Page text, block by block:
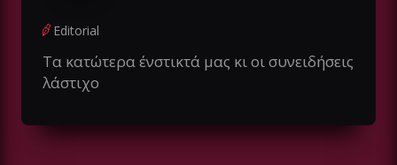
Editorial
Τα κατώτερα ένστικτά μας κι οι συνειδήσεις
λάστιχο